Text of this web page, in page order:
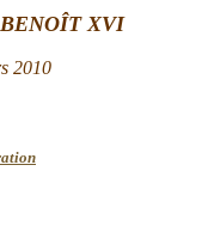
XVI
2010